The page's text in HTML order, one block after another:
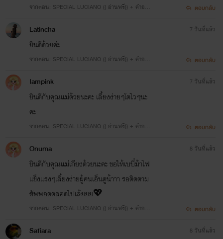
จากตอน: SPECIAL LUCIANO (( อ่านฟรี)) + คำอธิบ
ตอบกลับ
Latincha
ยินดีด้วยค่ะ
จากตอน: SPECIAL LUCIANO (( อ่านฟรี)) + คำอธิบ
7 วันที่แล้ว
ตอบกลับ
Iampink
ยินดีกับคุณแม่ด้วยนะคะ เลี้ยงง่ายๆโตไวๆนะ
คะ
จากตอน: SPECIAL LUCIANO (( อ่านฟรี)) + คำอธิบ
7 วันที่แล้ว
ตอบกลับ
Onuma
ยินดีกับคุณแม่เกียงด้วยนะคะ ขอให้เบบี๋ม้าไฟ
แข็งแรงๆเลี้ยงง่ายผู้คนเอ็นดูน้าาา รอติดตาม
ซัพพอตตลอดไปเล้ยยย💖
จากตอน: SPECIAL LUCIANO (( อ่านฟรี)) + คำอธิบ
8 วันที่แล้ว
ตอบกลับ
Safiara 8 วันที่แล้ว